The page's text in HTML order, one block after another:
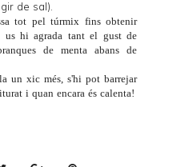
de sal).
tot pel túrmix fins obtenir
us hi agrada tant el gust de
de menta abans de
un xic més, s'hi pot barrejar
i quan encara és calenta!